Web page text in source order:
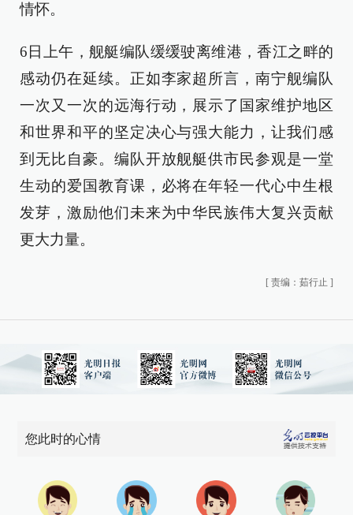
情怀。
6日上午，舰艇编队缓缓驶离维港，香江之畔的
感动仍在延续。正如李家超所言，南宁舰编队
一次又一次的远海行动，展示了国家维护地区
和世界和平的坚定决心与强大能力，让我们感
到无比自豪。编队开放舰艇供市民参观是一堂
生动的爱国教育课，必将在年轻一代心中生根
发芽，激励他们未来为中华民族伟大复兴贡献
更大力量。
[ 责编：茹行止 ]
您此时的心情